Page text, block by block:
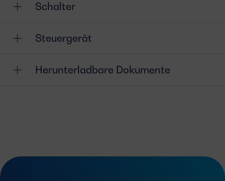
Schalter
Steuergerät
Herunterladbare Dokumente